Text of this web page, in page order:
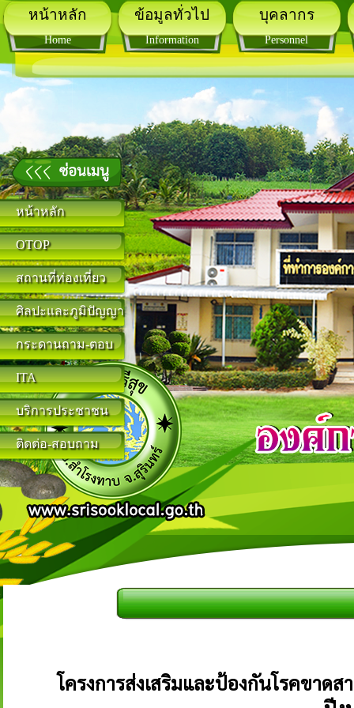
หน้าหลัก
OTOP
สถานที่ท่องเที่ยว
ศิลปะและภูมิปัญญา
กระดานถาม-ตอบ
ITA
บริการประชาชน
ติดต่อ-สอบถาม
หน้าหลัก
Home
ข้อมูลทั่วไป
Information
บุคลากร
Personnel
โครงการส่งเสริมและป้องกันโรคขาด